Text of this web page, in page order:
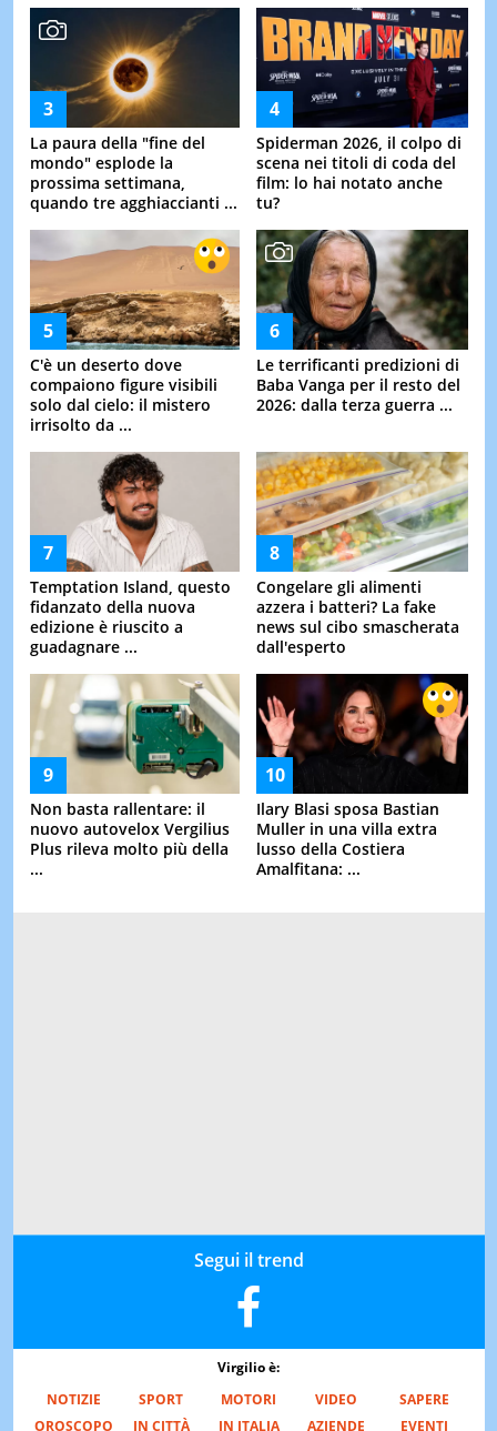
La paura della "fine del
mondo" esplode la
prossima settimana,
quando tre agghiaccianti ...
Spiderman 2026, il colpo di
scena nei titoli di coda del
film: lo hai notato anche
tu?
C'è un deserto dove
compaiono figure visibili
solo dal cielo: il mistero
irrisolto da ...
Le terrificanti predizioni di
Baba Vanga per il resto del
2026: dalla terza guerra ...
Temptation Island, questo
fidanzato della nuova
edizione è riuscito a
guadagnare ...
Congelare gli alimenti
azzera i batteri? La fake
news sul cibo smascherata
dall'esperto
Non basta rallentare: il
nuovo autovelox Vergilius
Plus rileva molto più della
...
Ilary Blasi sposa Bastian
Muller in una villa extra
lusso della Costiera
Amalfitana: ...
Segui il trend
Virgilio è:
NOTIZIE
SPORT MOTORI VIDEO
SAPERE
OROSCOPO
IN CITTÀ IN ITALIA AZIENDE EVENTI